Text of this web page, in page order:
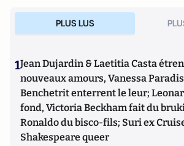
PLUS LUS
1Jean Dujardin & Laetitia Casta
nouveaux amours, Vanessa
Benchetrit enterrent le leur;
fond, Victoria Beckham fait du
Ronaldo du bisco-fils; Suri ex
Shakespeare queer